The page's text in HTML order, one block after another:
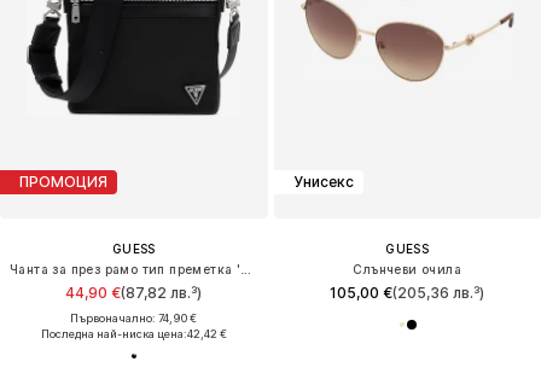
ПРОМОЦИЯ
GUESS
44,90 €(87,82 лв.³)
Първоначално: 74,90 €
Последна най-ниска цена:42,42 €
Унисекс
GUESS
Слънчеви очила
105,00 €(205,36 лв.³)